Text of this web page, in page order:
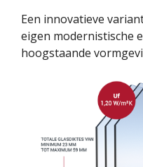
Een innovatieve
eigen modernistische
hoogstaande